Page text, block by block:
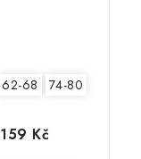
62-68 74-80
159 Kč